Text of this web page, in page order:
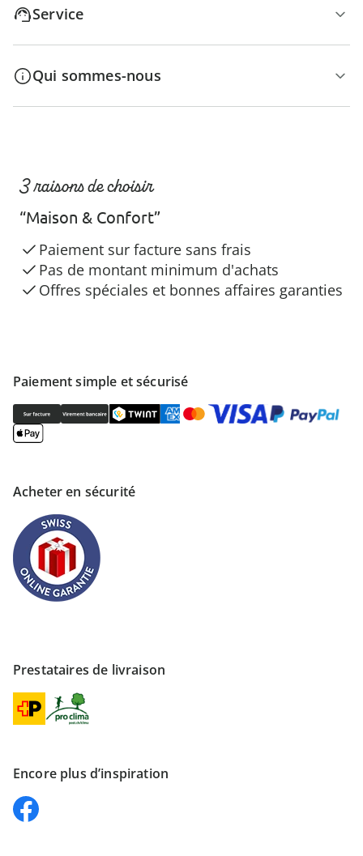
Service
Qui sommes-nous
Paiement simple et sécurisé
Acheter en sécurité
Prestataires de livraison
Encore plus d’inspiration
3 raisons de choisir
“Maison & Confort”
Paiement sur facture sans frais
Pas de montant minimum d'achats
Offres spéciales et bonnes affaires garanties